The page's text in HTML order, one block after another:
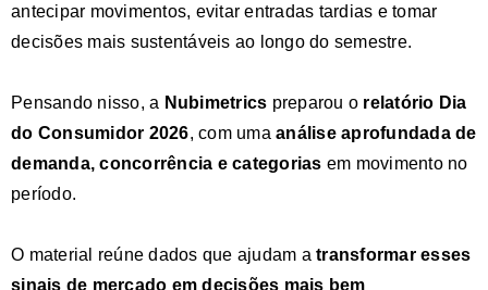
antecipar movimentos, evitar entradas tardias e tomar
decisões mais sustentáveis ao longo do semestre.
Pensando nisso, a Nubimetrics preparou o relatório Dia
do Consumidor 2026, com uma análise aprofundada de
demanda, concorrência e categorias em movimento no
período.
O material reúne dados que ajudam a transformar esses
sinais de mercado em decisões mais bem